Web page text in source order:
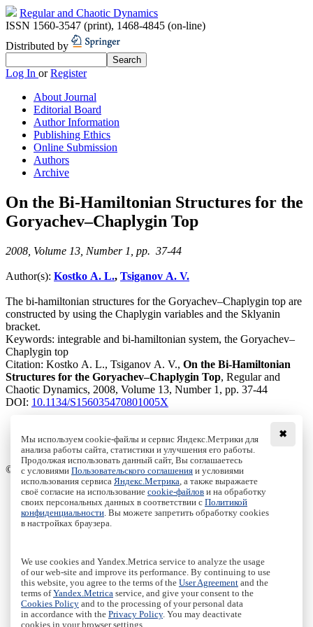
Regular and Chaotic Dynamics
ISSN 1560-3547 (print), 1468-4845 (on-line)
Distributed by
Log In orRegister
About Journal
Editorial Board
Author Information
Publishing Ethics
Online Submission
Authors
Archive
On the Bi-Hamiltonian Structures for the
Goryachev–Chaplygin Top
2008, Volume 13, Number 1, pp. 37-44
Author(s): Kostko A. L., Tsiganov A. V.
The bi-hamiltonian structures for the Goryachev–Chaplygin top are
constructed by using the Chaplygin variables and the Sklyanin
bracket.
Keywords: integrable and bi-hamiltonian system, the Goryachev–
Chaplygin top
Citation: Kostko A. L., Tsiganov A. V., On the Bi-Hamiltonian
Structures for the Goryachev–Chaplygin Top, Regular and
Chaotic Dynamics, 2008, Volume 13, Number 1, pp. 37-44
DOI: 10.1134/S156035470801005X
Access to the full text on the Springer website
© Institute of Computer Science Izhevsk, 2005 - 2026
About Journal
Editorial Board
Author Information
Publishing Ethics
Authors
Archive
Пользовательское соглашение|Terms and conditions
Политика конфиденциальности|Privacy policy
Политика Cookies|Cookies Policy
✖
Мы используем cookie-файлы и сервис Яндекс.Метрики для
анализа работы сайта, статистики и улучшения его работы.
Продолжая использовать данный сайт, Вы соглашаетесь
с условиями Пользовательского соглашения и условиями
использования сервиса Яндекс.Метрика , а также выражаете
своё согласие на использование cookie-файлов и на обработку
своих персональных данных в соответствии с Политикой
конфиденциальности . Вы можете запретить обработку cookies
в настройках браузера.
We use cookies and Yandex.Metrica service to analyze the usage
of our web-site and improve its performance. By continuing to use
this website, you agree to the terms of the User Agreement and the
terms ofYandex.Metrica service, and give your consent to the
Cookies Policy and to the processing of your personal data
in accordance with the Privacy Policy. You may deactivate